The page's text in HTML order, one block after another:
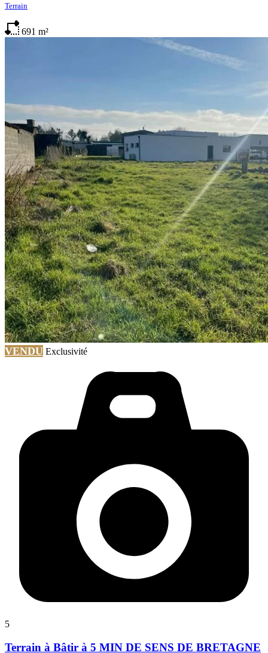
Terrain
691 m²
VENDU Exclusivité
5
Terrain à Bâtir à 5 MIN DE SENS DE BRETAGNE